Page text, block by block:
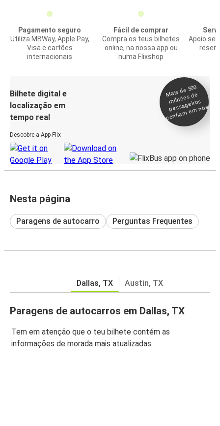
Pagamento seguro
Utiliza MBWay, Apple Pay,
Visa e cartões
internacionais
Fácil de comprar
Compra os teus bilhetes
online, na nossa app ou
numa Flixshop
Apoio
Bilhete digital e
localização em
tempo real
Descobre a App Flix
Mais de 500
milhões de
passageiros
confia
m e
m nós
Nesta página
Paragens de autocarro Perguntas Frequentes
Dallas, TX Austin, TX
Paragens de autocarros em Dallas, TX
Tem em atenção que o teu bilhete contém as
informações de morada mais atualizadas.